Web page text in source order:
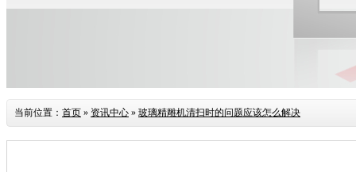
当前位置： 首页 » 资讯中心 » 玻璃精雕机清扫时的问题应该怎么解决